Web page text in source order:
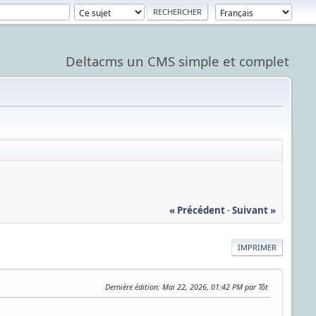
Deltacms un CMS simple et complet
« Précédent-Suivant »
IMPRIMER
Dernière édition: Mai 22, 2026, 01:42 PM par Tôt